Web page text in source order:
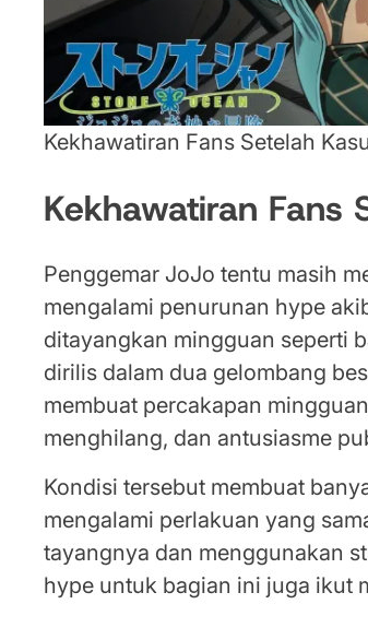
Kekhawatiran Fans Setelah
Kekhawatiran Fans
Penggemar JoJo tentu masih
mengalami penurunan hype
ditayangkan mingguan seperti
dirilis dalam dua gelombang
membuat percakapan
menghilang, dan antusiasme
Kondisi tersebut membuat
mengalami perlakuan yang
tayangnya dan menggunakan
hype untuk bagian ini juga ikut